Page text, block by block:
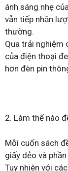
ánh sáng nhẹ
vẫn tiếp nhận
thường.
Qua trải nghiệm
của điện thoại
hơn đèn pin
2. Làm thế nào
Mỗi cuốn sách
giấy dẻo và
Tuy nhiên với